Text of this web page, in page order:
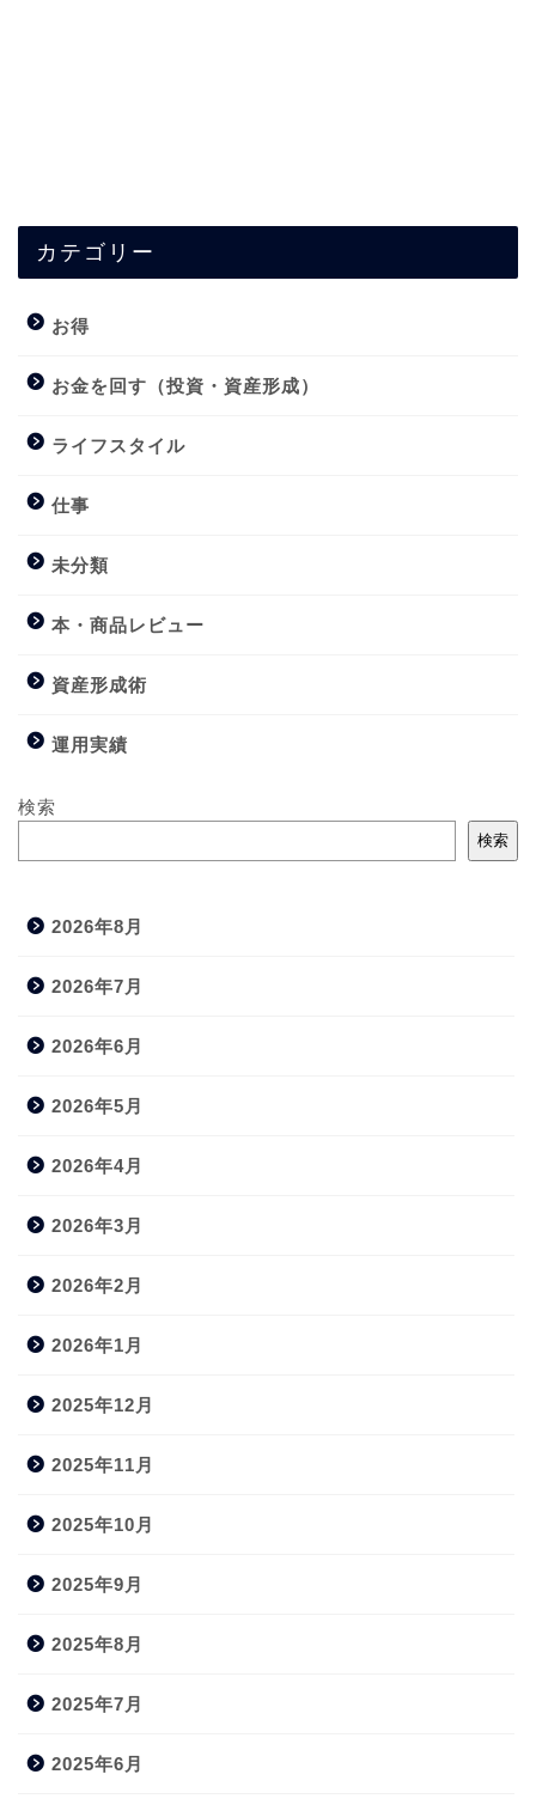
カテゴリー
お得
お金を回す（投資・資産形成）
ライフスタイル
仕事
未分類
本・商品レビュー
資産形成術
運用実績
検索
検索
2026年8月
2026年7月
2026年6月
2026年5月
2026年4月
2026年3月
2026年2月
2026年1月
2025年12月
2025年11月
2025年10月
2025年9月
2025年8月
2025年7月
2025年6月